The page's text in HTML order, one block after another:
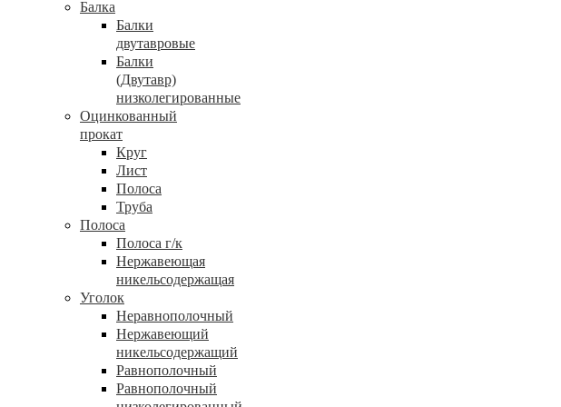
Балка
Балки
двутавровые
Балки
(Двутавр)
низколегированные
Оцинкованный
прокат
Круг
Лист
Полоса
Труба
Полоса
Полоса г/к
Нержавеющая
никельсодержащая
Уголок
Неравнополочный
Нержавеющий
никельсодержащий
Равнополочный
Равнополочный